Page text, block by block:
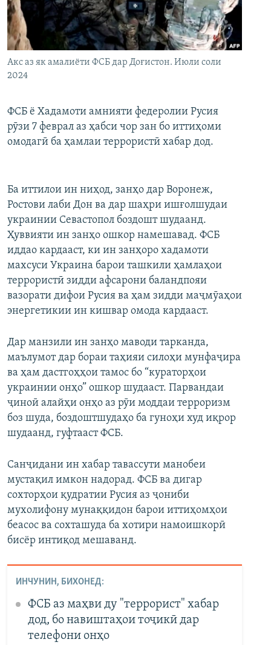
ГУЗОРИШҲОИ РАДИОӢ
Русский
Ҳамаи сомонаҳои RFE/RL
Акс аз як амалиёти ФСБ дар Доғистон. Июли соли
2024
ФСБ ё Хадамоти амнияти федеролии Русия
рӯзи 7 феврал аз ҳабси чор зан бо иттиҳоми
омодагӣ ба ҳамлаи террористӣ хабар дод.
Ба иттилои ин ниҳод, занҳо дар Воронеж,
Ростови лаби Дон ва дар шаҳри ишғолшудаи
украинии Севастопол боздошт шудаанд.
Ҳуввияти ин занҳо ошкор намешавад. ФСБ
иддао кардааст, ки ин занҳоро хадамоти
махсуси Украина барои ташкили ҳамлаҳои
террористӣ зидди афсарони баландпояи
вазорати дифои Русия ва ҳам зидди маҷмӯаҳои
энергетикии ин кишвар омода кардааст.
Дар манзили ин занҳо маводи тарканда,
маълумот дар бораи таҳияи силоҳи мунфаҷира
ва ҳам дастгоҳҳои тамос бо “кураторҳои
украинии онҳо” ошкор шудааст. Парвандаи
ҷиноӣ алайҳи онҳо аз рӯи моддаи терроризм
боз шуда, боздоштшудаҳо ба гуноҳи худ иқрор
шудаанд, гуфтааст ФСБ.
Санҷидани ин хабар тавассути манобеи
мустақил имкон надорад. ФСБ ва дигар
сохторҳои қудратии Русия аз ҷониби
мухолифону мунаққидон барои иттиҳомҳои
беасос ва сохташуда ба хотири намоишкорӣ
бисёр интиқод мешаванд.
ИНЧУНИН, БИХОНЕД:
ФСБ аз маҳви ду "террорист" хабар
дод, бо навиштаҳои тоҷикӣ дар
телефони онҳо